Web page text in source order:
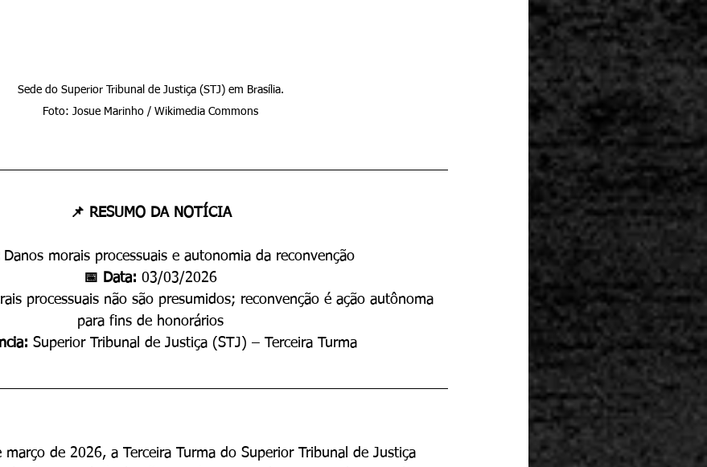
Sede do Superior Tribunal de Justiça (STJ) em Brasília.
Foto: Josue Marinho / Wikimedia Commons
📌 RESUMO DA NOTÍCIA
Danos morais processuais e autonomia da reconvenção
📅 Data: 03/03/2026
processuais não são presumidos; reconvenção é ação autônoma
para fins de honorários
Superior Tribunal de Justiça (STJ) – Terceira Turma
de 2026, a Terceira Turma do Superior Tribunal de Justiça